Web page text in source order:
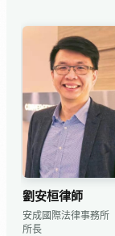
劉安桓律師
安成國際法律事務所
所長